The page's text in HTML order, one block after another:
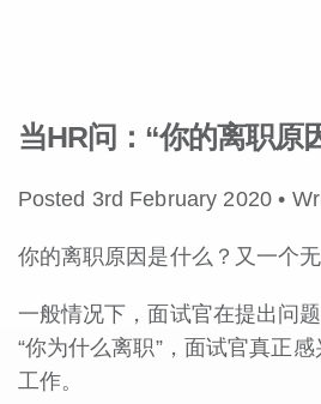
当HR问：“你的离职原
Posted 3rd February 2020 •
你的离职原因是什么？又一个
一般情况下，面试官在提出问
“你为什么离职”，面试官真正
工作。